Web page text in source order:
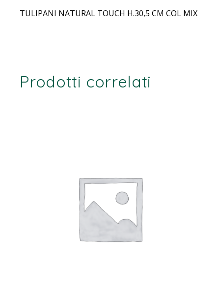
TULIPANI NATURAL TOUCH H.30,5 CM COL MIX
Prodotti correlati